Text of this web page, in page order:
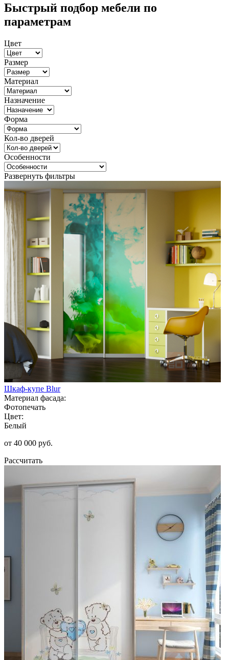
Быстрый подбор мебели по
параметрам
Цвет
Размер
Материал
Назначение
Форма
Кол-во дверей
Особенности
Развернуть фильтры
Шкаф-купе Blur
Материал фасада:
Фотопечать
Цвет:
Белый
от 40 000 руб.
Рассчитать